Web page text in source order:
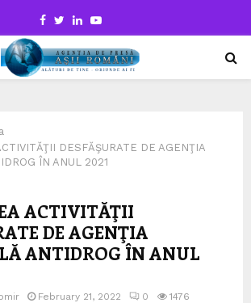
Facebook
TwitterLinkedinYoutube
DESFĂŞURATE DE AGENŢIA
ÎN ANUL 2021
ACTIVITĂŢII
DE AGENŢIA
ANTIDROG ÎN ANUL
February 21, 2022 0 1476